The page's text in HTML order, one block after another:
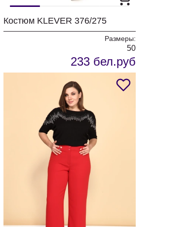
Костюм KLEVER 376/275
Размеры:
50
233 бел.руб